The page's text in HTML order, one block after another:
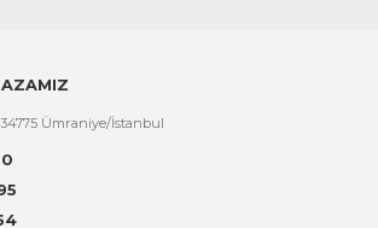
Ümraniye/İstanbul